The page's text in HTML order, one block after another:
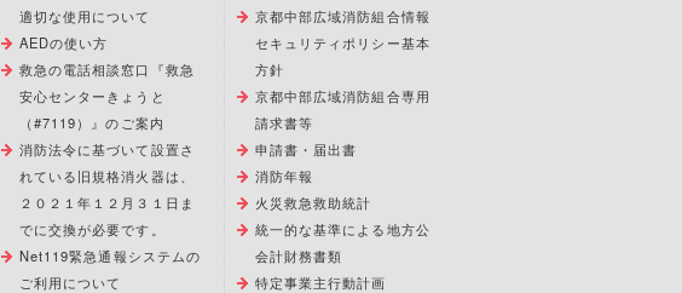
適切な使用について
AEDの使い方
救急の電話相談窓口『救急
安心センターきょうと
（#7119）』のご案内
消防法令に基づいて設置さ
れている旧規格消火器は、
２０２１年１２月３１日ま
でに交換が必要です。
Net119緊急通報システムの
ご利用について
京都中部広域消防組合情報
セキュリティポリシー基本
方針
京都中部広域消防組合専用
請求書等
申請書・届出書
消防年報
火災救急救助統計
統一的な基準による地方公
会計財務書類
特定事業主行動計画